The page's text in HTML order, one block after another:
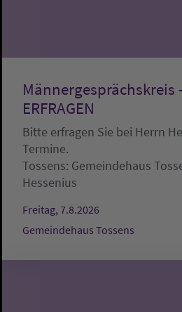
Männergesprächskreis
ERFRAGEN
Bitte erfragen Sie bei Herrn
Termine.
Tossens: Gemeindehaus
Hessenius
Freitag, 7.8.2026
Gemeindehaus Tossens